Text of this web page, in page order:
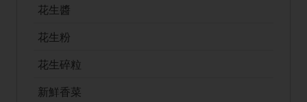
花生醬
花生粉
花生碎粒
新鮮香菜